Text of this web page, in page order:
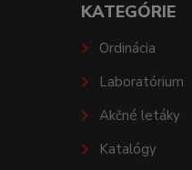
KATEGÓRIE
Ordinácia
Laboratórium
Akčné letáky
Katalógy